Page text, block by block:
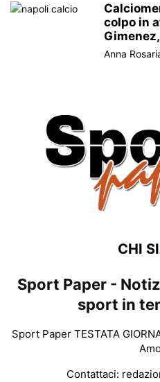
colpo in
Anna
CHI
Sport Paper -
sport in
Sport Paper TESTATA
Contattaci: